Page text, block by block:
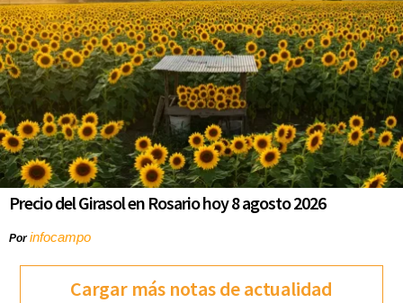
Precio del Girasol en Rosario hoy 8 agosto 2026
Porinfocampo
Cargar más notas de actualidad